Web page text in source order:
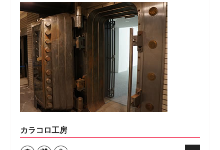
カラコロ工房